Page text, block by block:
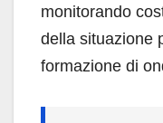
monitorando
della situazione
formazione di